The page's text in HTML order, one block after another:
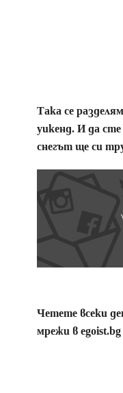
Така се
уикенд. И да
снегът ще си
Четете всеки
мрежи в egoist.bg